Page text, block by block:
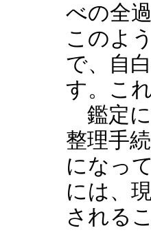
べの全
このよ
で、自
す。こ
鑑定に
整理手
になっ
には、
される